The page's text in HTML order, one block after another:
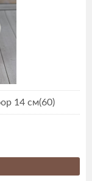
14 см(60)